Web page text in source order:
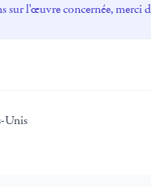
l'œuvre concernée, merci
Unis